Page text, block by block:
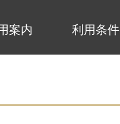
案内 利用条件